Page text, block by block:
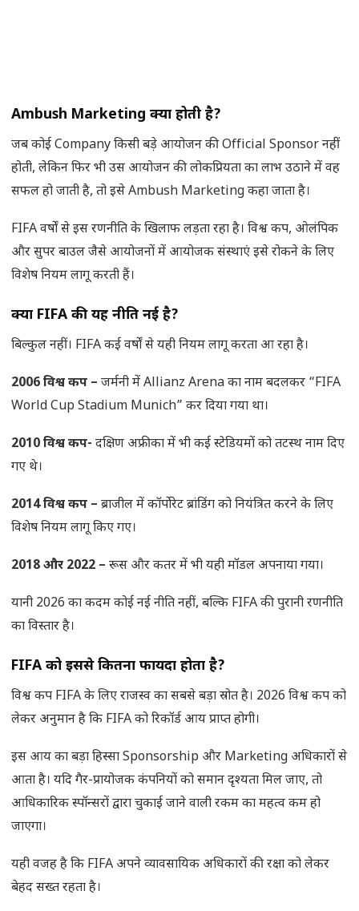
Ambush Marketing क्या होती है?
जब कोई Company किसी बड़े आयोजन की Official Sponsor नहीं
होती, लेकिन फिर भी उस आयोजन की लोकप्रियता का लाभ उठाने में वह
सफल हो जाती है, तो इसे Ambush Marketing कहा जाता है।
FIFA वर्षों से इस रणनीति के खिलाफ लड़ता रहा है। विश्व कप, ओलंपिक
और सुपर बाउल जैसे आयोजनों में आयोजक संस्थाएं इसे रोकने के लिए
विशेष नियम लागू करती हैं।
क्या FIFA की यह नीति नई है?
बिल्कुल नहीं। FIFA कई वर्षों से यही नियम लागू करता आ रहा है।
2006विश्व कप – जर्मनी में Allianz Arena का नाम बदलकर “FIFA
World Cup Stadium Munich” कर दिया गया था।
2010विश्व कप- दक्षिण अफ्रीका में भी कई स्टेडियमों को तटस्थ नाम दिए
गए थे।
2014विश्व कप – ब्राजील में कॉर्पोरेट ब्रांडिंग को नियंत्रित करने के लिए
विशेष नियम लागू किए गए।
2018और 2022 – रूस और कतर में भी यही मॉडल अपनाया गया।
यानी 2026 का कदम कोई नई नीति नहीं, बल्कि FIFA की पुरानी रणनीति
का विस्तार है।
FIFA को इससे कितना फायदा होता है?
विश्व कप FIFA के लिए राजस्व का सबसे बड़ा स्रोत है। 2026 विश्व कप को
लेकर अनुमान है कि FIFA को रिकॉर्ड आय प्राप्त होगी।
इस आय का बड़ा हिस्सा Sponsorship और Marketing अधिकारों से
आता है। यदि गैर-प्रायोजक कंपनियों को समान दृश्यता मिल जाए, तो
आधिकारिक स्पॉन्सरों द्वारा चुकाई जाने वाली रकम का महत्व कम हो
जाएगा।
यही वजह है कि FIFA अपने व्यावसायिक अधिकारों की रक्षा को लेकर
बेहद सख्त रहता है।